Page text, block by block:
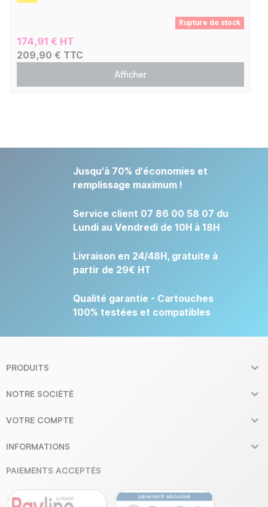
Rupture de stock
174,91 € HT
209,90 € TTC
Afficher
Jusqu'à 70% d'économies et
remplissage maximum !
Service client 07 86 00 58 07 du
Lundi au Vendredi de 10H à 18H
Livraison en 24/48H, gratuite à
partir de 29€ HT
Qualité garantie - Cartouches
100% testées et compatibles
PRODUITS 
NOTRE SOCIÉTÉ 
VOTRE COMPTE 
INFORMATIONS 
PAIEMENTS ACCEPTÉS